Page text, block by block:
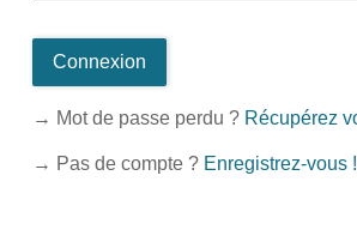
Connexion
→ Mot de passe perdu ? Récupérez
→ Pas de compte ? Enregistrez-vous !